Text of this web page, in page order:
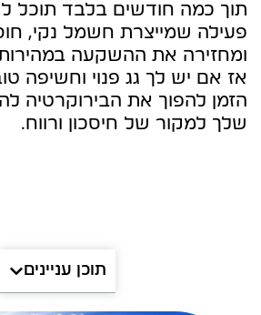
תוך כמה חודשים בלבד תוכל
פעילה שמייצרת חשמל נקי,
ומחזירה את ההשקעה
אז אם יש לך גג פנוי וחשיפה
הזמן להפוך את הבירוקרטיה
שלך למקור של חיסכון ורווח.
תוכן עניינים